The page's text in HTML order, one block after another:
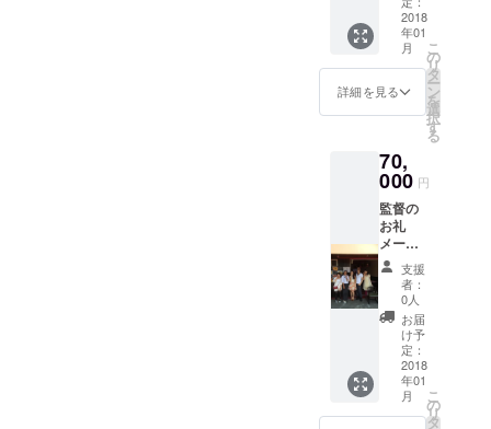
の三橋
加奈子
さんの
写真付
きサイ
劇場無
料ご招
待 関係
者打ち
上げに
参加
ドロー
ルクレ
ジット
監督の
CDとド
ラマ
DVD1プ
ト 主演
俳優の
レアも
のCDア
ルバム8
曲入り
ハン
ターハ
ンター
のキル
ア役の
声優、
ゲスト
の三橋
加奈子
さんの
2018
年01
月
詳細を見る
こ
の
リ
タ
ー
ン
を
選
択
す
る
70,
000 円
監督の
お礼
メール
監督、
好きな
主演女
優俳優
のサイ
ン エン
ドロー
ルクレ
ジット
監督の
支援
者：
0人
お届
け予
定：
2018
年01
月
こ
の
リ
タ